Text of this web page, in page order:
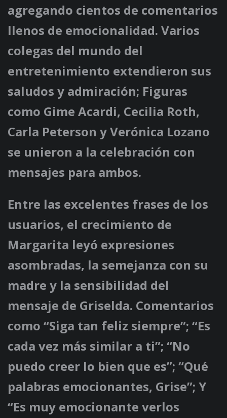
agregando cientos de comentarios
llenos de emocionalidad. Varios
colegas del mundo del
entretenimiento extendieron sus
saludos y admiración; Figuras
como Gime Acardi, Cecilia Roth,
Carla Peterson y Verónica Lozano
se unieron a la celebración con
mensajes para ambos.
Entre las excelentes frases de los
usuarios, el crecimiento de
Margarita leyó expresiones
asombradas, la semejanza con su
madre y la sensibilidad del
mensaje de Griselda. Comentarios
como “Siga tan feliz siempre”; “Es
cada vez más similar a ti”; “No
puedo creer lo bien que es”; “Qué
palabras emocionantes, Grise”; Y
“Es muy emocionante verlos